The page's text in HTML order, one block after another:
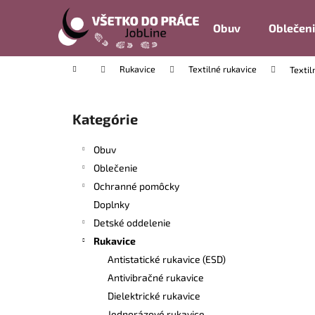
Obuv
Domov Rukavice Textilné rukavice
Preskočiť
kategórie
Kategórie
Obuv
Oblečenie
Ochranné pomôcky
Doplnky
Detské oddelenie
Rukavice
Antistatické rukavice (ESD)
Antivibračné rukavice
Dielektrické rukavice
í
Späť
do
Späť
do